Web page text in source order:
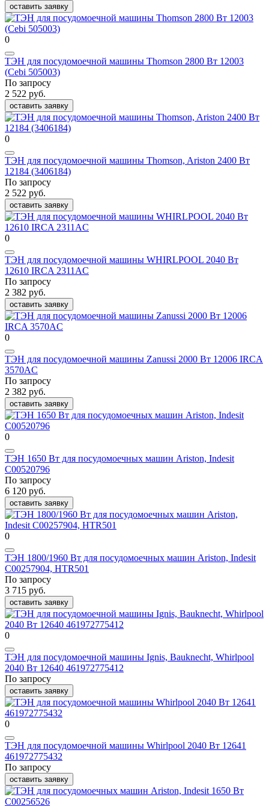
оставить заявку
0
ТЭН для посудомоечной машины Thomson 2800 Вт 12003
(Cebi 505003)
По запросу
2 522 руб.
оставить заявку
0
ТЭН для посудомоечной машины Thomson, Ariston 2400 Вт
12184 (3406184)
По запросу
2 522 руб.
оставить заявку
0
ТЭН для посудомоечной машины WHIRLPOOL 2040 Вт
12610 IRCA 2311AC
По запросу
2 382 руб.
оставить заявку
0
ТЭН для посудомоечной машины Zanussi 2000 Вт 12006 IRCA
3570AC
По запросу
2 382 руб.
оставить заявку
0
ТЭН 1650 Вт для посудомоечных машин Ariston, Indesit
С00520796
По запросу
6 120 руб.
оставить заявку
0
ТЭН 1800/1960 Вт для посудомоечных машин Ariston, Indesit
С00257904, HTR501
По запросу
3 715 руб.
оставить заявку
0
ТЭН для посудомоечной машины Ignis, Bauknecht, Whirlpool
2040 Вт 12640 461972775412
По запросу
оставить заявку
0
ТЭН для посудомоечной машины Whirlpool 2040 Вт 12641
461972775432
По запросу
оставить заявку